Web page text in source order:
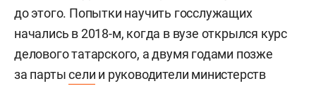
до этого. Попытки научить госслужащих
начались в 2018-м, когда в вузе открылся курс
делового татарского, а двумя годами позже
за партысели и руководители министерств